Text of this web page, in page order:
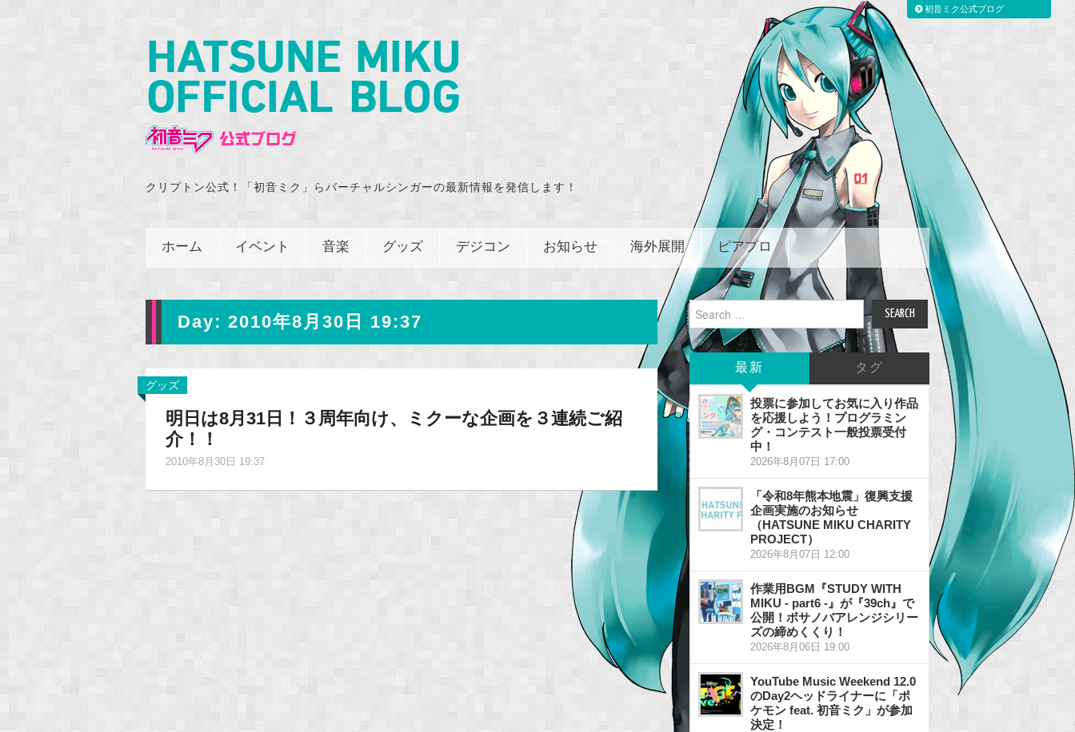
クリプトン公式！「初音ミク」らバーチャルシンガーの最新情報を発信します！
ホーム イベント 音楽 グッズ デジコン お知らせ 海外展開 ピアプロ
Day: 2010年8月30日 19:37
グッズ
明日は8月31日！３周年向け、ミクーな企画を３連続ご紹
介！！
2010年8月30日 19:37
Search
for:
最新 タグ
投票に参加してお気に入り作品
を応援しよう！プログラミン
グ・コンテスト一般投票受付
中！
2026年8月07日 17:00
「令和8年熊本地震」復興支援
企画実施のお知らせ
（HATSUNE MIKU CHARITY
PROJECT）
2026年8月07日 12:00
作業用BGM『STUDY WITH
MIKU - part6 -』が『39ch』で
公開！ボサノバアレンジシリー
ズの締めくくり！
2026年8月06日 19:00
YouTube Music Weekend 12.0
のDay2ヘッドライナーに「ポ
ケモン feat. 初音ミク」が参加
決定！
初音ミク公式ブログ